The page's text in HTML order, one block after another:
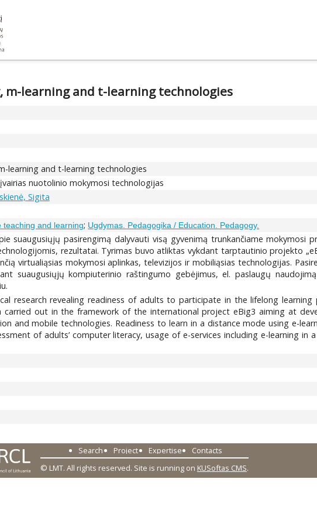
m-learning and t-learning technologies
learning and t-learning technologies
nuotolinio mokymosi technologijas
Sigita
teaching and learning; Ugdymas. Pedagogika / Education. Pedagogy.
suaugusiųjų pasirengimą dalyvauti visą gyvenimą trunkančiame mokymosi
rezultatai. Tyrimas buvo atliktas vykdant tarptautinio projekto
virtualiąsias mokymosi aplinkas, televizijos ir mobiliąsias technologijas.
suaugusiųjų kompiuterinio raštingumo gebėjimus, el. paslaugų
research revealing readiness of adults to participate in the lifelong learning
carried out in the framework of the international project eBig3 aiming at
and mobile technologies. Readiness to learn in a distance mode using e-
of adults’ computer literacy, usage of e-services including e-learning
Search Project Expertise
Contacts
© LMT. All rights reserved. Site is running on KUSoftas CMS.